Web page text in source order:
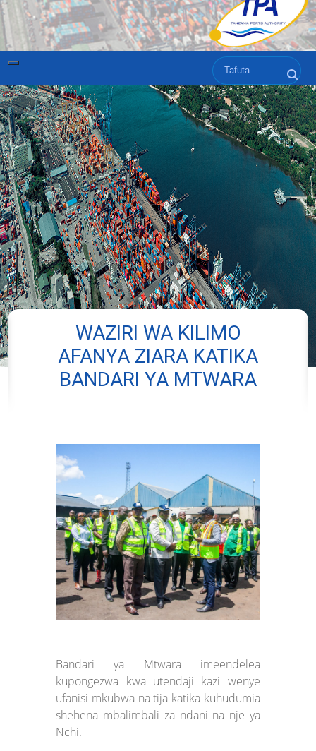
Tafuta
WAZIRI WA KILIMO
AFANYA ZIARA KATIKA
BANDARI YA MTWARA
Bandari ya Mtwara imeendelea
kupongezwa kwa utendaji kazi wenye
ufanisi mkubwa na tija katika kuhudumia
shehena mbalimbali za ndani na nje ya
Nchi.